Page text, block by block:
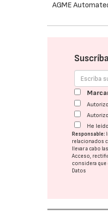
AGME
He
Responsable:
relacionados
llevar a cabo
Acceso,
considera que
Datos